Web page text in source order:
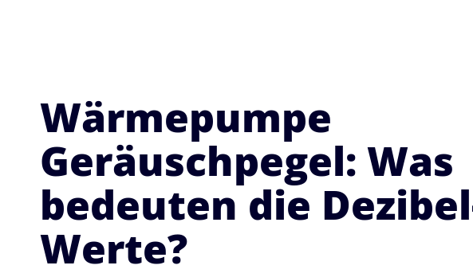
Wärmepumpe
Geräuschpegel: Was
bedeuten die
Werte?